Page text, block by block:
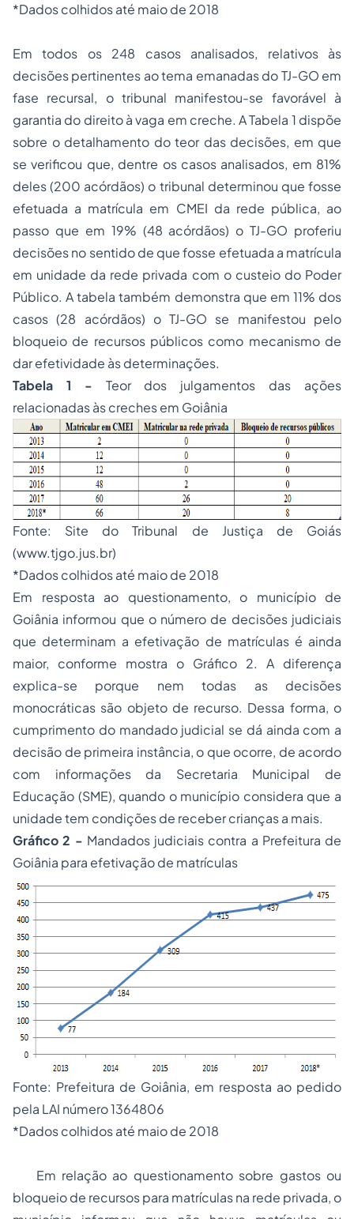
*Dados colhidos até maio de 2018
Em todos os 248 casos analisados, relativos às
decisões pertinentes ao tema emanadas do TJ-GO em
fase recursal, o tribunal manifestou-se favorável à
garantia do direito à vaga em creche. A Tabela 1 dispõe
sobre o detalhamento do teor das decisões, em que
se verificou que, dentre os casos analisados, em 81%
deles (200 acórdãos) o tribunal determinou que fosse
efetuada a matrícula em CMEI da rede pública, ao
passo que em 19% (48 acórdãos) o TJ-GO proferiu
decisões no sentido de que fosse efetuada a matrícula
em unidade da rede privada com o custeio do Poder
Público. A tabela também demonstra que em 11% dos
casos (28 acórdãos) o TJ-GO se manifestou pelo
bloqueio de recursos públicos como mecanismo de
dar efetividade às determinações.
Tabela 1 - Teor dos julgamentos das ações
relacionadas às creches em Goiânia
Fonte: Site do Tribunal de Justiça de Goiás
(www.tjgo.jus.br)
*Dados colhidos até maio de 2018
Em resposta ao questionamento, o município de
Goiânia informou que o número de decisões judiciais
que determinam a efetivação de matrículas é ainda
maior, conforme mostra o Gráfico 2. A diferença
explica-se porque nem todas as decisões
monocráticas são objeto de recurso. Dessa forma, o
cumprimento do mandado judicial se dá ainda com a
decisão de primeira instância, o que ocorre, de acordo
com informações da Secretaria Municipal de
Educação (SME), quando o município considera que a
unidade tem condições de receber crianças a mais.
Gráfico 2 - Mandados judiciais contra a Prefeitura de
Goiânia para efetivação de matrículas
Fonte: Prefeitura de Goiânia, em resposta ao pedido
pela LAI número 1364806
*Dados colhidos até maio de 2018
Em relação ao questionamento sobre gastos ou
bloqueio de recursos para matrículas na rede privada, o